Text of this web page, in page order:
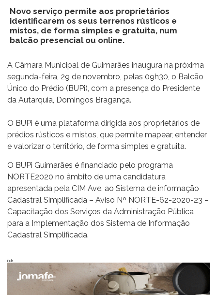
Novo serviço permite aos proprietários
identificarem os seus terrenos rústicos e
mistos, de forma simples e gratuita, num
balcão presencial ou online.
A Câmara Municipal de Guimarães inaugura na próxima
segunda-feira, 29 de novembro, pelas 09h30, o Balcão
Único do Prédio (BUPi), com a presença do Presidente
da Autarquia, Domingos Bragança.
O BUPi é uma plataforma dirigida aos proprietários de
prédios rústicos e mistos, que permite mapear, entender
e valorizar o território, de forma simples e gratuita.
O BUPi Guimarães é financiado pelo programa
NORTE2020 no âmbito de uma candidatura
apresentada pela CIM Ave, ao Sistema de informação
Cadastral Simplificada – Aviso Nº NORTE-62-2020-23 –
Capacitação dos Serviços da Administração Pública
para a Implementação dos Sistema de Informação
Cadastral Simplificada.
Pub